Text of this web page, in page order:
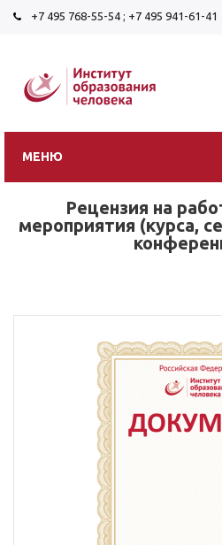
+7 495 768-55-54 ; +7 495 941-61-41
МЕНЮ
Рецензия на
мероприятия (курса,